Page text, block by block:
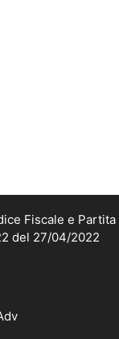
Fiscale e
del 27/04/2022